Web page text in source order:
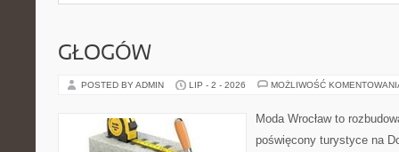
GŁOGÓW
POSTED BY ADMIN LIP - 2 - 2026 MOŻLIWOŚĆ
Moda Wrocław to
poświęcony turystyce na